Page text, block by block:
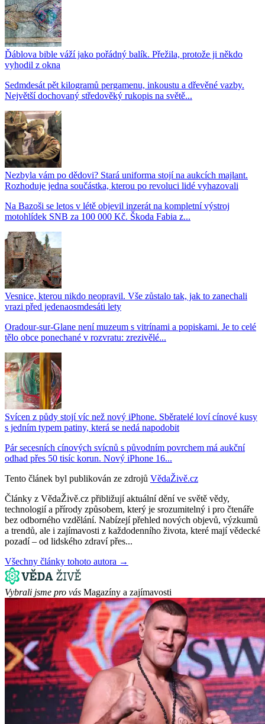
Ďáblova bible váží jako pořádný balík. Přežila, protože ji někdo
vyhodil z okna
Sedmdesát pět kilogramů pergamenu, inkoustu a dřevěné vazby.
Největší dochovaný středověký rukopis na světě...
Nezbyla vám po dědovi? Stará uniforma stojí na aukcích majlant.
Rozhoduje jedna součástka, kterou po revoluci lidé vyhazovali
Na Bazoši se letos v létě objevil inzerát na kompletní výstroj
motohlídek SNB za 100 000 Kč. Škoda Fabia z...
Vesnice, kterou nikdo neopravil. Vše zůstalo tak, jak to zanechali
vrazi před jedenaosmdesáti lety
Oradour-sur-Glane není muzeum s vitrínami a popiskami. Je to celé
tělo obce ponechané v rozvratu: zrezivělé...
Svícen z půdy stojí víc než nový iPhone. Sběratelé loví cínové kusy
s jedním typem patiny, která se nedá napodobit
Pár secesních cínových svícnů s původním povrchem má aukční
odhad přes 50 tisíc korun. Nový iPhone 16...
Tento článek byl publikován ze zdrojů VědaŽivě.cz
Články z VědaŽivě.cz přibližují aktuální dění ve světě vědy,
technologií a přírody způsobem, který je srozumitelný i pro čtenáře
bez odborného vzdělání. Nabízejí přehled nových objevů, výzkumů
a trendů, ale i zajímavosti z každodenního života, které mají vědecké
pozadí – od lidského zdraví přes...
Všechny články tohoto autora →
Vybrali jsme pro vás Magazíny a zajímavosti